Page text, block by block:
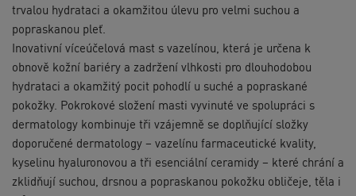
trvalou hydrataci a okamžitou úlevu pro velmi suchou a
popraskanou pleť.
Inovativní víceúčelová mast s vazelínou, která je určena k
obnově kožní bariéry a zadržení vlhkosti pro dlouhodobou
hydrataci a okamžitý pocit pohodlí u suché a popraskané
pokožky. Pokrokové složení masti vyvinuté ve spolupráci s
dermatology kombinuje tři vzájemně se doplňující složky
doporučené dermatology – vazelínu farmaceutické kvality,
kyselinu hyaluronovou a tři esenciální ceramidy – které chrání a
zklidňují suchou, drsnou a popraskanou pokožku obličeje, těla i